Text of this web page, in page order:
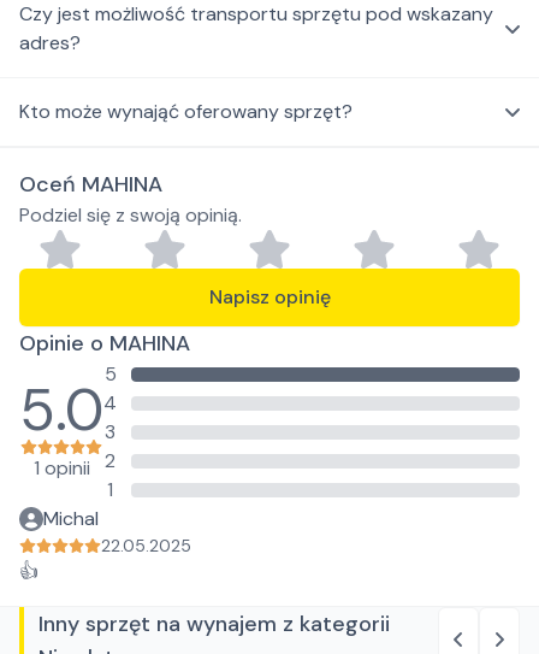
Czy jest możliwość transportu sprzętu pod wskazany
adres?
Kto może wynająć oferowany sprzęt?
Oceń MAHINA
Podziel się z swoją opinią.
Napisz opinię
Opinie o MAHINA
5.0
1 opinii
5
4
3
2
1
Michal
22.05.2025
👍
Inny sprzęt na wynajem z kategorii